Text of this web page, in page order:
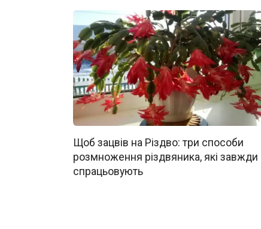
Щоб зацвів на Різдво: три способи
розмноження різдвяника, які завжди
спрацьовують